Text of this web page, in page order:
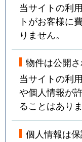
当サイトの利
トがお客様に
りません。
物件は公開
当サイトの利
や個人情報が
ることはありま
個人情報は